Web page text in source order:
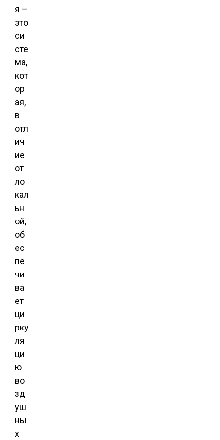
я –
это
си
сте
ма,
кот
ор
ая,
в
отл
ич
ие
от
ло
кал
ьн
ой,
об
ес
пе
чи
ва
ет
ци
рку
ля
ци
ю
во
зд
уш
ны
х